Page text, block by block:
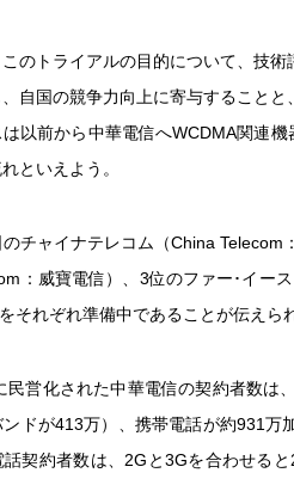
のトライアルの目的について、技
自国の競争力向上に寄与すること
以前から中華電信へWCDMA関連
といえよう。
チャイナテレコム（China
：威寶電信）、3位のファー･イー
それぞれ準備中であることが伝えら
民営化された中華電信の契約者数は
ンドが413万）、携帯電話が約931
契約者数は、2Gと3Gを合わせる